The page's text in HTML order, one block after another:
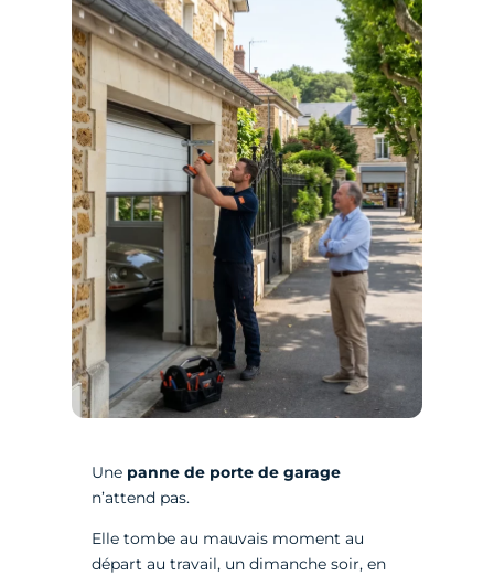
Une panne de porte de garage
n’attend pas.
Elle tombe au mauvais moment au
départ au travail, un dimanche soir, en